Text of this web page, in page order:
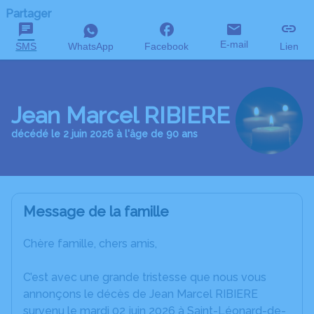
Partager
SMS WhatsApp Facebook E-mail Lien
Jean Marcel RIBIERE
décédé le 2 juin 2026 à l'âge de 90 ans
Message de la famille
Chère famille, chers amis,
C’est avec une grande tristesse que nous vous
annonçons le décès de Jean Marcel RIBIERE
survenu le mardi 02 juin 2026 à Saint-Léonard-de-